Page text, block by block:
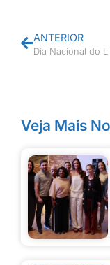
ANTERIOR
Dia Nacional do
Veja Mais